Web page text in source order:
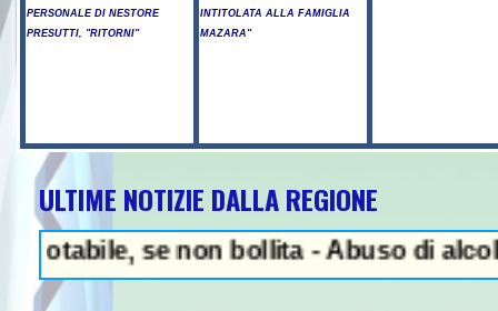
PERSONALE DI NESTORE
PRESUTTI, "RITORNI"
INTITOLATA ALLA FAMIGLIA
MAZARA"
ULTIME NOTIZIE DALLA REGIONE
non bollita - Abuso di alcol fuori
NEWS IN